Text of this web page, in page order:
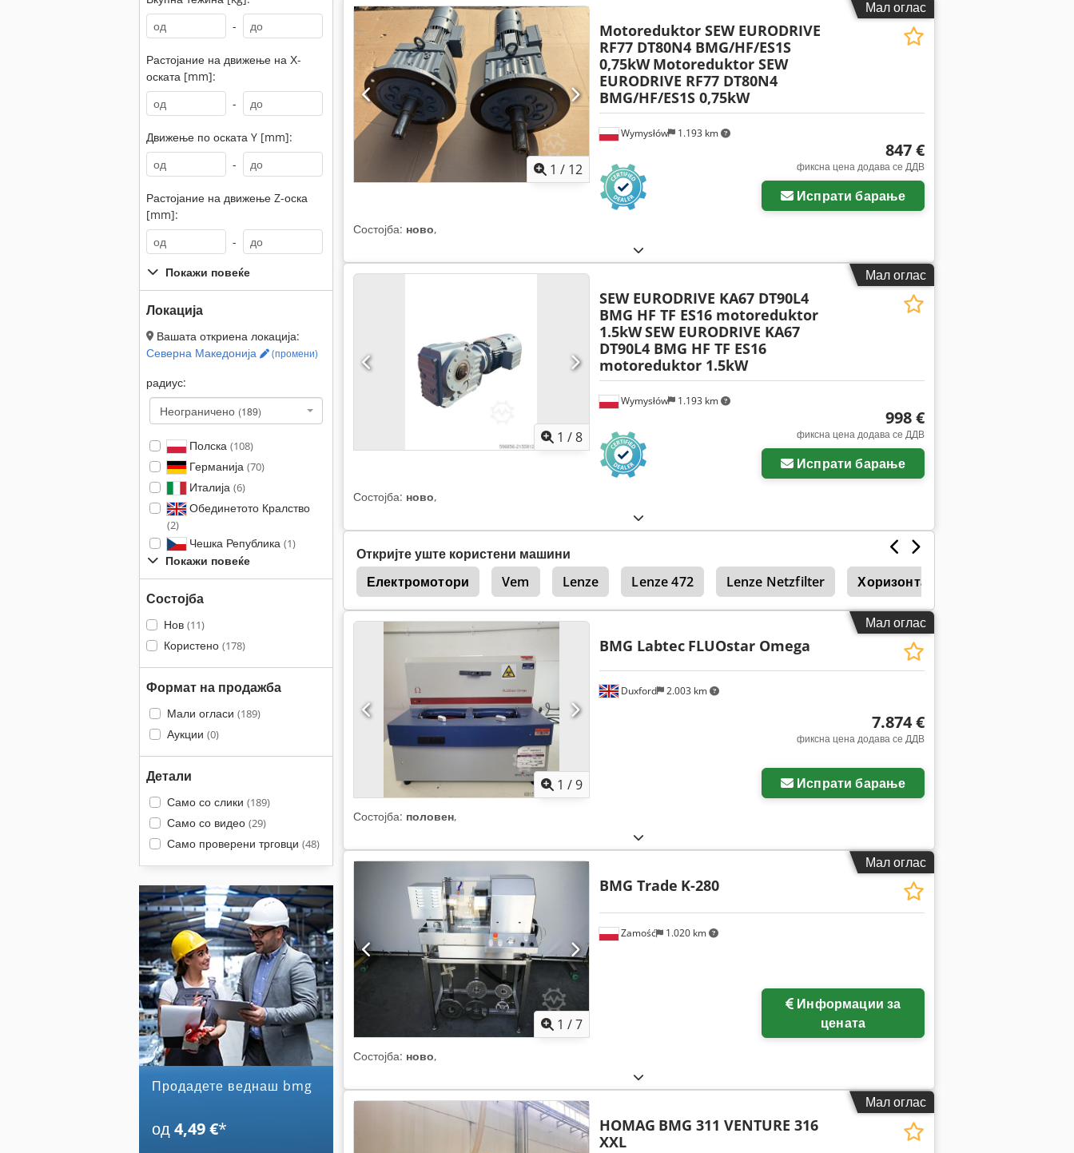
-
Растојание на движење на Х-
оската [mm]:
-
Движење по оската Y [mm]:
-
Растојание на движење Z-оска
[mm]:
-
Покажи повеќе
Локација
Вашата откриена локација:
Северна Македонија
(промени)
радиус:
Неограничено (189)
Полска (108)
Германија (70)
Италија (6)
Обединетото Кралство
(2)
Чешка Република (1)
Покажи повеќе
Состојба
Нов (11)
Користено (178)
Формат на продажба
Мали огласи (189)
Аукции (0)
Детали
Само со слики (189)
Само со видео (29)
Само проверени трговци (48)
Продадете веднаш bmg
од4,49 €*
Мал оглас
1 / 12
Wymysłów 1.193 km
Motoreduktor SEW EURODRIVE
RF77 DT80N4 BMG/HF/ES1S
0,75kW Motoreduktor SEW
EURODRIVE RF77 DT80N4
BMG/HF/ES1S 0,75kW
847 €
фиксна цена додава се ДДВ
Испрати барање
Состојба: ново,
Мал оглас
1 /8
Wymysłów 1.193 km
SEW EURODRIVE KA67 DT90L4
BMG HF TF ES16 motoreduktor
1.5kWSEW EURODRIVE KA67
DT90L4 BMG HF TF ES16
motoreduktor 1.5kW
998 €
фиксна цена додава се ДДВ
Испрати барање
Состојба: ново,
Откријте уште користени машини
Електромотори
Vem Lenze Lenze 472 Lenze Netzfilter Хоризонтални обработувачки
Maka Masterwood Winner
Мал оглас
1 /9
Duxford 2.003 km
BMG Labtec FLUOstar Omega
7.874 €
фиксна цена додава се ДДВ
Испрати барање
Состојба: половен,
Мал оглас
1 /7
Zamość 1.020 km
BMG Trade K-280
цената
Состојба: ново,
Мал оглас
HOMAG BMG 311 VENTURE 316
XXL